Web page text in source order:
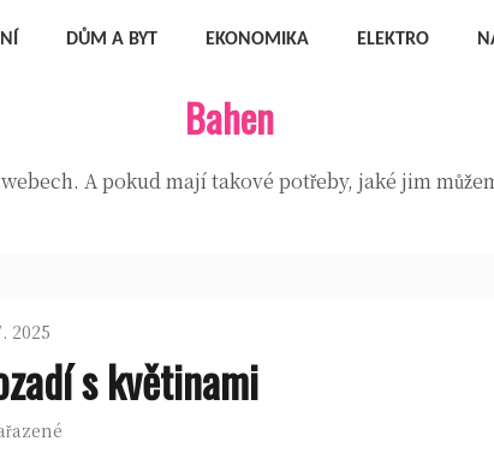
DŮM A BYT EKONOMIKA ELEKTRO
Bahen
A pokud mají takové potřeby, jaké jim
2025
s květinami